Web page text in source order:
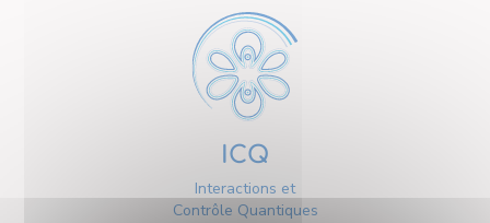
ICQ
Interactions et
Contrôle Quantiques